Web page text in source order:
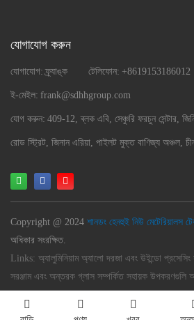
যোগাযোগ করুন
যোগাযোগ: ফ্র্যাঙ্ক টেলিফোন: +8619153186012
ই-মেইল: frank@sdhhgroup.com
যোগ করুন: 409-12, ব্লক এবি, সেঞ্চুরি ফরচুন সেন্টার,
রোড স্ট্রিট, জিনান এরিয়া, পাইলট মুক্ত বাণিজ্য অঞ্চল,
Copyright @ 2024 শানডং হেনহুই নিউ মেটেরিয়ালস
অধিকার সংরক্ষিত.
Links: অ্যালুমিনিয়াম অ্যালো দরজা এবং উইন্ডো
সরঞ্জাম এবং অন্তরক গ্লাস সম্পর্কিত সহায়ক উপকরণগুলি